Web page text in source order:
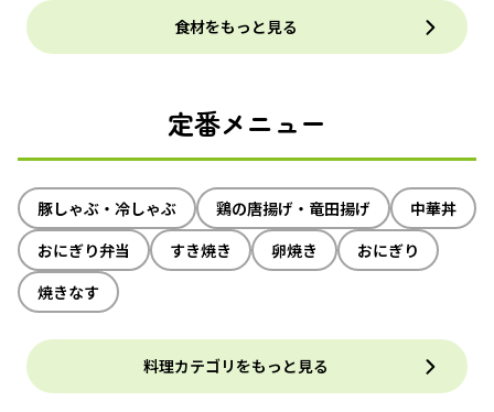
食材をもっと見る
定番メニュー
豚しゃぶ・冷しゃぶ 鶏の唐揚げ・竜田揚げ
中華丼
おにぎり弁当
すき焼き 卵焼き
おにぎり
焼きなす
料理カテゴリをもっと見る